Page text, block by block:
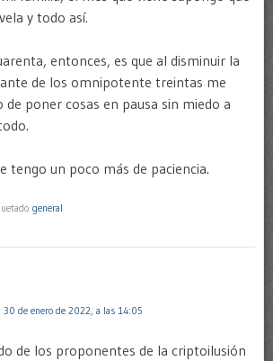
y todo así.
entonces, es que al disminuir la
de los omnipotente treintas me
de poner cosas en pausa sin miedo a
tengo un poco más de paciencia.
general
30 de enero de 2022, a las 14:05
de los proponentes de la criptoilusión